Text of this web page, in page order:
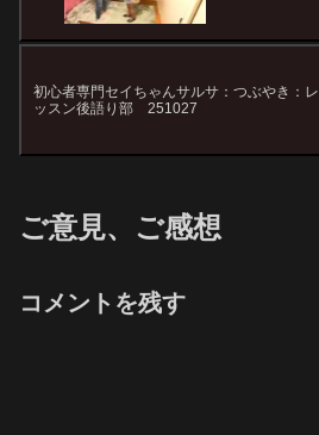
初心者専門セイちゃんサルサ：つぶやき：レ
ッスン後語り部 251027
ご意見、ご感想
コメントを残す